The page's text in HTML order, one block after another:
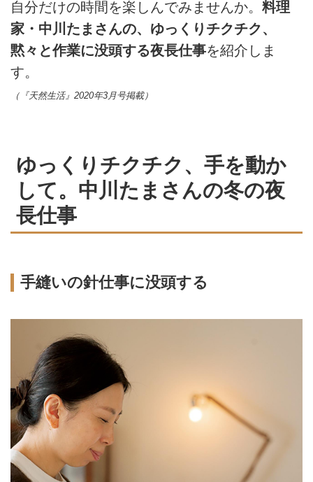
自分だけの時間を楽しんでみませんか。 料理
家・中川たまさんの、ゆっくりチクチク、
黙々と作業に没頭する夜長仕事を紹介しま
す。
（『天然生活』2020年3月号掲載）
ゆっくりチクチク、手を動か
して。中川たまさんの冬の夜
長仕事
手縫いの針仕事に没頭する